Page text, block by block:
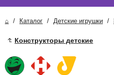
⌂ / Каталог / Детские игрушки /
Конструкторы детские